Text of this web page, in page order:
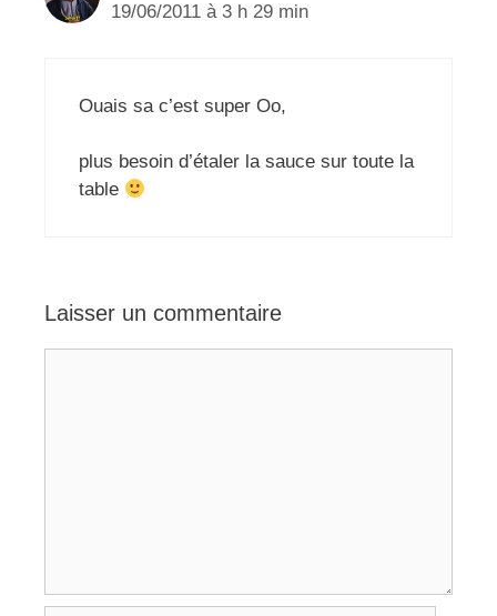
19/06/2011 à 3 h 29 min
Ouais sa c’est super Oo,
plus besoin d’étaler la sauce sur toute la
table
Laisser un commentaire